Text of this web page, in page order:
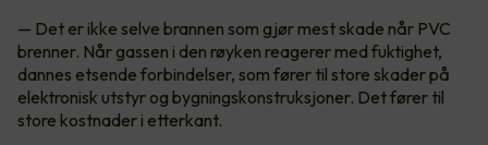
— Det er ikke selve brannen som gjør mest skade når PVC
brenner. Når gassen i den røyken reagerer med fuktighet,
dannes etsende forbindelser, som fører til store skader på
elektronisk utstyr og bygningskonstruksjoner. Det fører til
store kostnader i etterkant.